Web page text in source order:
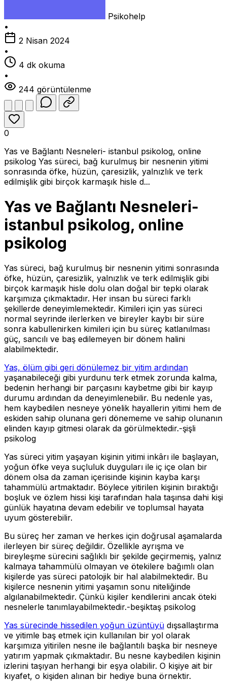
Psikohelp
•
2 Nisan 2024
•
4 dk okuma
•
244 görüntülenme
0
Yas ve Bağlantı Nesneleri- istanbul psikolog, online
psikolog Yas süreci, bağ kurulmuş bir nesnenin yitimi
sonrasında öfke, hüzün, çaresizlik, yalnızlık ve terk
edilmişlik gibi birçok karmaşık hisle d...
Yas ve Bağlantı Nesneleri-
istanbul psikolog, online
psikolog
Yas süreci, bağ kurulmuş bir nesnenin yitimi sonrasında
öfke, hüzün, çaresizlik, yalnızlık ve terk edilmişlik gibi
birçok karmaşık hisle dolu olan doğal bir tepki olarak
karşımıza çıkmaktadır. Her insan bu süreci farklı
şekillerde deneyimlemektedir. Kimileri için yas süreci
normal seyrinde ilerlerken ve bireyler kaybı bir süre
sonra kabullenirken kimileri için bu süreç katlanılması
güç, sancılı ve baş edilemeyen bir dönem halini
alabilmektedir.
Yas, ölüm gibi geri dönülemez bir yitim ardından
yaşanabileceği gibi yurdunu terk etmek zorunda kalma,
bedenin herhangi bir parçasını kaybetme gibi bir kayıp
durumu ardından da deneyimlenebilir. Bu nedenle yas,
hem kaybedilen nesneye yönelik hayallerin yitimi hem de
eskiden sahip olunana geri dönememe ve sahip olunanın
elinden kayıp gitmesi olarak da görülmektedir.-şişli
psikolog
Yas süreci yitim yaşayan kişinin yitimi inkârı ile başlayan,
yoğun öfke veya suçluluk duyguları ile iç içe olan bir
dönem olsa da zaman içerisinde kişinin kayba karşı
tahammülü artmaktadır. Böylece yitirilen kişinin bıraktığı
boşluk ve özlem hissi kişi tarafından hala taşınsa dahi kişi
günlük hayatına devam edebilir ve toplumsal hayata
uyum gösterebilir.
Bu süreç her zaman ve herkes için doğrusal aşamalarda
ilerleyen bir süreç değildir. Özellikle ayrışma ve
bireyleşme sürecini sağlıklı bir şekilde geçirmemiş, yalnız
kalmaya tahammülü olmayan ve ötekilere bağımlı olan
kişilerde yas süreci patolojik bir hal alabilmektedir. Bu
kişilerce nesnenin yitimi yaşamın sonu niteliğinde
algılanabilmektedir. Çünkü kişiler kendilerini ancak öteki
nesnelerle tanımlayabilmektedir.-beşiktaş psikolog
Yas sürecinde hissedilen yoğun üzüntüyü dışsallaştırma
ve yitimle baş etmek için kullanılan bir yol olarak
karşımıza yitirilen nesne ile bağlantılı başka bir nesneye
yatırım yapmak çıkmaktadır. Bu nesne kaybedilen kişinin
izlerini taşıyan herhangi bir eşya olabilir. O kişiye ait bir
kıyafet, o kişiden alınan bir hediye buna örnektir.